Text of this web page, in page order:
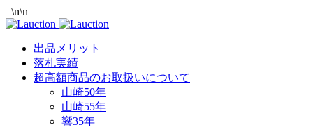
\n\n
出品メリット
落札実績
超高額商品のお取扱いについて
山崎50年
山崎55年
響35年